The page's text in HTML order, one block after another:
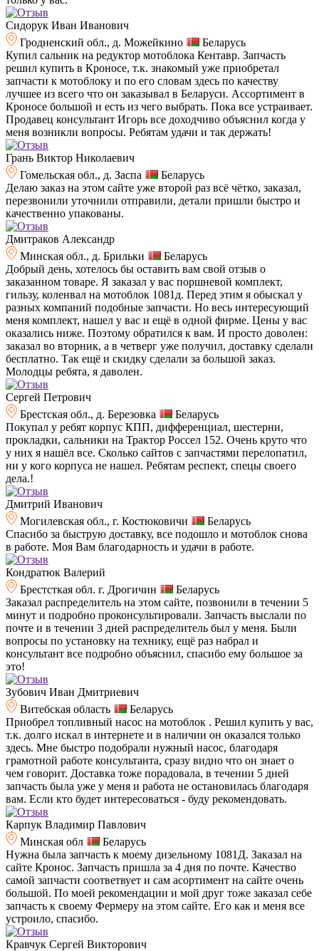
Сидорук Иван Иванович
Гродненский обл., д. Можейкино
Беларусь
Купил сальник на редуктор мотоблока Кентавр. Запчасть
решил купить в Кроносе, т.к. знакомый уже приобретал
запчасти к мотоблоку и по его словам здесь по качеству
лучшее из всего что он заказывал в Беларуси. Ассортимент в
Кроносе большой и есть из чего выбрать. Пока все устраивает.
Продавец консультант Игорь все доходчиво объяснил когда у
меня возникли вопросы. Ребятам удачи и так держать!
Грань Виктор Николаевич
Гомельская обл., д. Заспа
Беларусь
Делаю заказ на этом сайте уже второй раз всё чётко, заказал,
перезвонили уточнили отправили, детали пришли быстро и
качественно упакованы.
Дмитраков Александр
Минская обл., д. Брильки
Беларусь
Добрый день, хотелось бы оставить вам свой отзыв о
заказанном товаре. Я заказал у вас поршневой комплект,
гильзу, коленвал на мотоблок 1081д. Перед этим я обыскал у
разных компаний подобные запчасти. Но весь интересующий
меня комплект, нашел у вас и ещё в одной фирме. Цены у вас
оказались ниже. Поэтому обратился к вам. И просто доволен:
заказал во вторник, а в четверг уже получил, доставку сделали
бесплатно. Так ещё и скидку сделали за большой заказ.
Молодцы ребята, я даволен.
Сергей Петрович
Брестская обл., д. Березовка
Беларусь
Покупал у ребят корпус КПП, дифференциал, шестерни,
прокладки, сальники на Трактор Россел 152. Очень круто что
у них я нашёл все. Сколько сайтов с запчастями перелопатил,
ни у кого корпуса не нашел. Ребятам респект, спецы своего
дела.!
Дмитрий Иванович
Могилевская обл., г. Костюковичи
Беларусь
Спасибо за быструю доставку, все подошло и мотоблок снова
в работе. Моя Вам благодарность и удачи в работе.
Кондратюк Валерий
Брестсткая обл. г. Дрогичин
Беларусь
Заказал распределитель на этом сайте, позвонили в течении 5
минут и подробно проконсультировали. Запчасть выслали по
почте и в течении 3 дней распределитель был у меня. Были
вопросы по установку на технику, ещё раз набрал и
консультант все подробно объяснил, спасибо ему большое за
это!
Зубович Иван Дмитриевич
Витебская область
Беларусь
Приобрел топливный насос на мотоблок . Решил купить у вас,
т.к. долго искал в интернете и в наличии он оказался только
здесь. Мне быстро подобрали нужный насос, благодаря
грамотной работе консультанта, сразу видно что он знает о
чем говорит. Доставка тоже порадовала, в течении 5 дней
запчасть была уже у меня и работа не остановилась благодаря
вам. Если кто будет интересоваться - буду рекомендовать.
Карпук Владимир Павлович
Минская обл
Беларусь
Нужна была запчасть к моему дизельному 1081Д. Заказал на
сайте Кронос. Запчасть пришла за 4 дня по почте. Качество
самой запчасти соответвует и сам асортимент на сайте очень
большой. По моей рекомендации и мой друг тоже заказал себе
запчасть к своему Фермеру на этом сайте. Его как и меня все
устроило, спасибо.
Кравчук Сергей Викторович